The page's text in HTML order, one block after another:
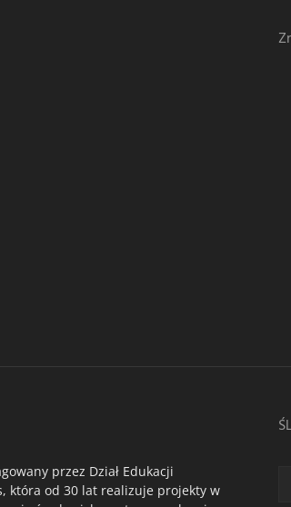
przez Dział Edukacji
która od 30 lat realizuje projekty w